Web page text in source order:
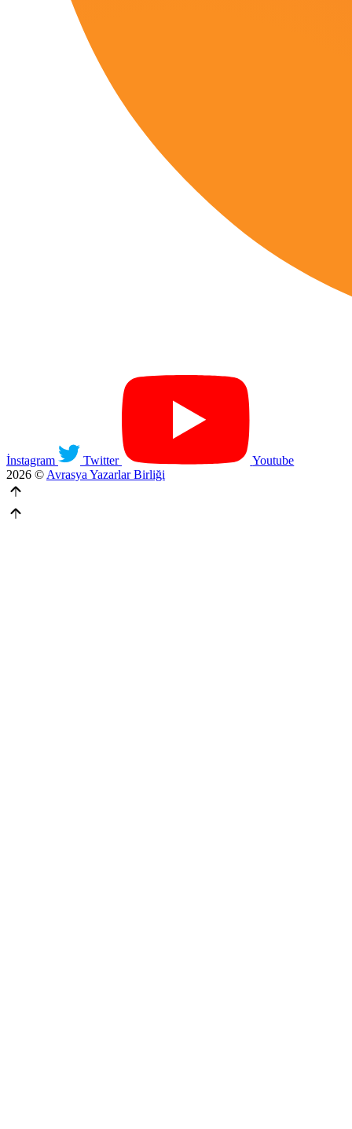
İnstagram Twitter
Youtube
2026 © Avrasya Yazarlar Birliği